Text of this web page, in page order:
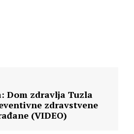
Dom zdravlja Tuzla
zdravstvene
(VIDEO)